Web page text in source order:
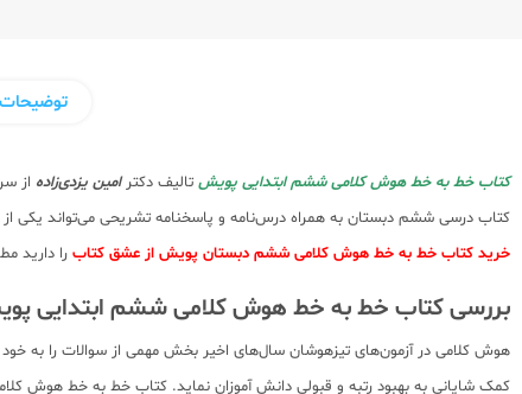
توضیحات
کتاب خط به خط هوش کلامی ششم ابتدایی پویش تالیف دکترامین یزدی‌زاده از
کتاب درسی ششم دبستان به همراه درس‌نامه و پاسخ‎نامه تشریحی می‌تواند یکی از کتاب‌ای مناسب برای آمادگی داوطلبان آزمون‌های تیزهوشان باشد. از ویژگی‌های کتاب پیش رو پاسخنامه های آموزش محور برای یادگیری بهتر دانش آموزان می باشد. اگر قصد
خرید کتاب خط به خط هوش کلامی ششم دبستان پویش از عشق کتاب را دارید
بررسی کتاب خط به خط هوش کلامی ششم ابتدایی
کمک شایانی به بهبود رتبه و قبولی دانش آموزان نماید. کتاب خط به خط هوش